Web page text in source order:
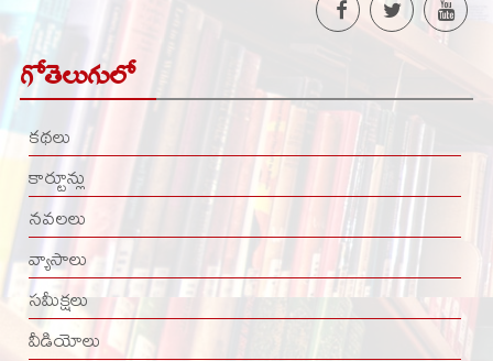
గోతెలుగులో
కథలు
కార్టూన్లు
నవలలు
వ్యాసాలు
సమీక్షలు
వీడియోలు